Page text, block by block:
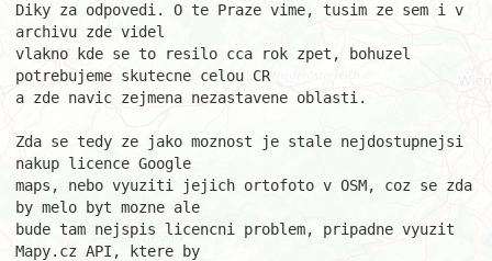
Diky za odpovedi. O te Praze vime, tusim ze sem i v
archivu zde videl
vlakno kde se to resilo cca rok zpet, bohuzel
potrebujeme skutecne celou CR
a zde navic zejmena nezastavene oblasti.
Zda se tedy ze jako moznost je stale nejdostupnejsi
nakup licence Google
maps, nebo vyuziti jejich ortofoto v OSM, coz se zda
by melo byt mozne ale
bude tam nejspis licencni problem, pripadne vyuzit
Mapy.cz API, ktere by